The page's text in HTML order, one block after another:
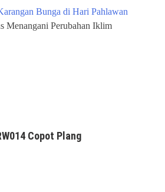
Bunga di Hari Pahlawan
Menangani Perubahan Iklim
Copot Plang